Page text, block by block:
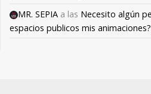
MR. SEPIA a las Necesito algún
espacios publicos mis animaciones?